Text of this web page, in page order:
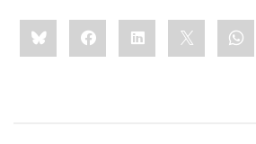
Share
this:BlueskyFacebookLinkedIn